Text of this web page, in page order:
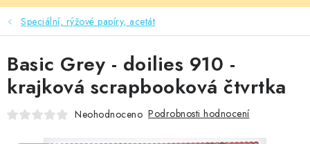
HURÁ DÍLNA
VŠECHNO ZBOŽÍ
KNIHAŘSKÝ MATERIÁL
Speciální, rýžové papíry, acetát
Basic Grey - doilies 910 -
krajková scrapbooková čtvrtka
Neohodnoceno Podrobnosti hodnocení